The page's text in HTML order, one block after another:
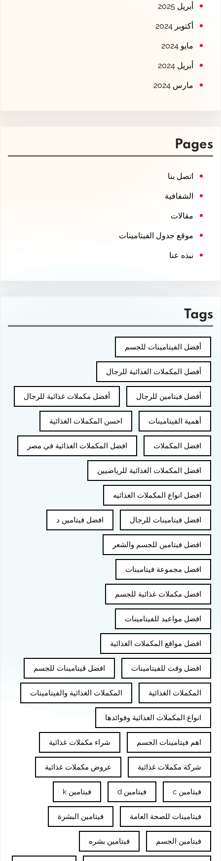
أبريل 2025
أكتوبر 2024
مايو 2024
أبريل 2024
مارس 2024
Pages
اتصل بنا
الشفافية
مقالات
موقع جدول الفيتامينات
نبذه عنا
Tags
أفضل الفيتامينات للجسم
أفضل المكملات الغذائية للرجال
أفضل فيتامين للرجال أفضل مكملات غذائية للرجال
أهمية الفيتامينات احسن المكملات الغذائية
افضل المكملات افضل المكملات الغذائية في مصر
افضل المكملات الغذائية للرياضيين
افضل انواع المكملات الغذائيه
افضل فيتامينات للرجال افضل فيتامين د
افضل فيتامين للجسم والشعر
افضل مجموعة فيتامينات
افضل مكملات غذائية للجسم
افضل مواعيد للفيتامينات
افضل مواقع المكملات الغذائية
افضل وقت للفيتامينات افضل ڤيتامينات للجسم
المكملات الغذائية المكملات الغذائية والفيتامينات
انواع المكملات الغذائية وفوائدها
اهم فيتامينات الجسم شراء مكملات غذائية
شركة مكملات غذائية عروض مكملات غذائية
فيتامين c فيتامين d فيتامين k
فيتامينات للصحة العامة فيتامين البشرة
فيتامين الجسم فيتامين بشره